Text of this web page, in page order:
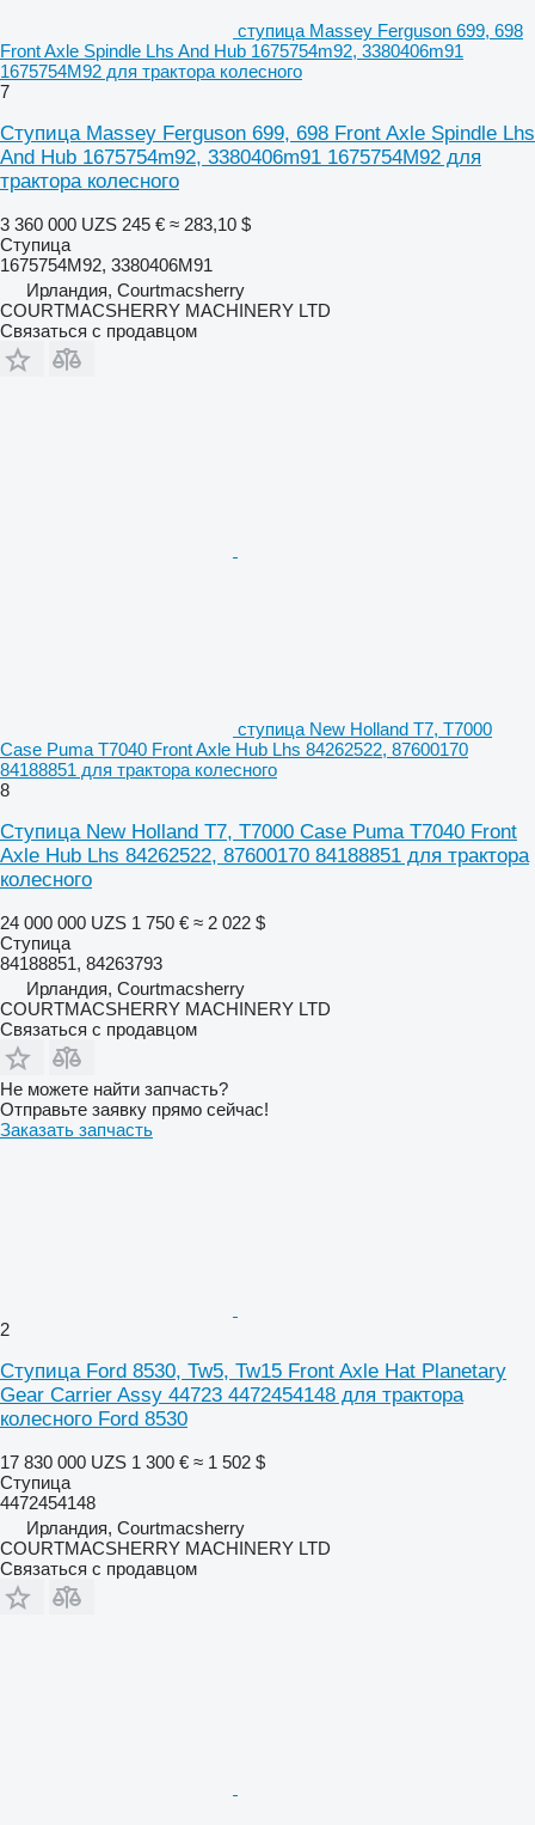
ступица Massey Ferguson 699, 698
Front Axle Spindle Lhs And Hub 1675754m92, 3380406m91
1675754M92 для трактора колесного
7
Ступица Massey Ferguson 699, 698 Front Axle Spindle Lhs
And Hub 1675754m92, 3380406m91 1675754M92 для
трактора колесного
3 360 000 UZS 245 € ≈ 283,10 $
Ступица
1675754M92, 3380406M91
Ирландия, Courtmacsherry
COURTMACSHERRY MACHINERY LTD
Связаться с продавцом
ступица New Holland T7, T7000
Case Puma T7040 Front Axle Hub Lhs 84262522, 87600170
84188851 для трактора колесного
8
Ступица New Holland T7, T7000 Case Puma T7040 Front
Axle Hub Lhs 84262522, 87600170 84188851 для трактора
колесного
24 000 000 UZS 1 750 € ≈ 2 022 $
Ступица
84188851, 84263793
Ирландия, Courtmacsherry
COURTMACSHERRY MACHINERY LTD
Связаться с продавцом
Не можете найти запчасть?
Отправьте заявку прямо сейчас!
Заказать запчасть
2
Ступица Ford 8530, Tw5, Tw15 Front Axle Hat Planetary
Gear Carrier Assy 44723 4472454148 для трактора
колесного Ford 8530
17 830 000 UZS 1 300 € ≈ 1 502 $
Ступица
4472454148
Ирландия, Courtmacsherry
COURTMACSHERRY MACHINERY LTD
Связаться с продавцом